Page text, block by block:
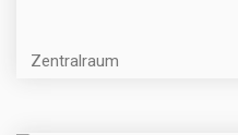
Zentralraum